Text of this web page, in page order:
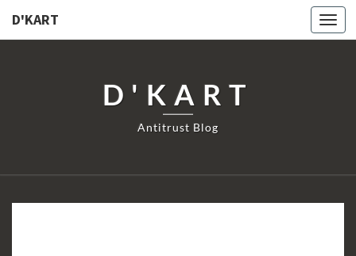
D'KART
D'KART
Antitrust Blog